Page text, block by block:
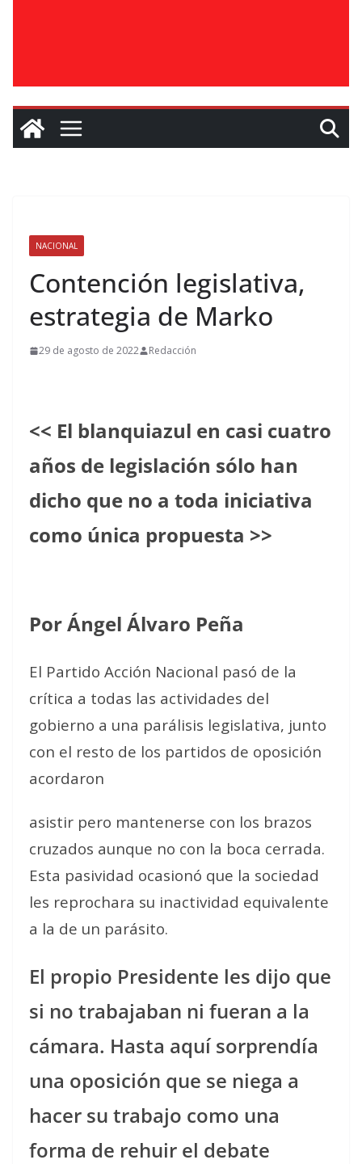
NACIONAL
Contención legislativa,
estrategia de Marko
29 de agosto de 2022 Redacción
<< El blanquiazul en casi cuatro
años de legislación sólo han
dicho que no a toda iniciativa
como única propuesta >>
Por Ángel Álvaro Peña
El Partido Acción Nacional pasó de la
crítica a todas las actividades del
gobierno a una parálisis legislativa, junto
con el resto de los partidos de oposición
acordaron
asistir pero mantenerse con los brazos
cruzados aunque no con la boca cerrada.
Esta pasividad ocasionó que la sociedad
les reprochara su inactividad equivalente
a la de un parásito.
El propio Presidente les dijo que
si no trabajaban ni fueran a la
cámara. Hasta aquí sorprendía
una oposición que se niega a
hacer su trabajo como una
forma de rehuir el debate